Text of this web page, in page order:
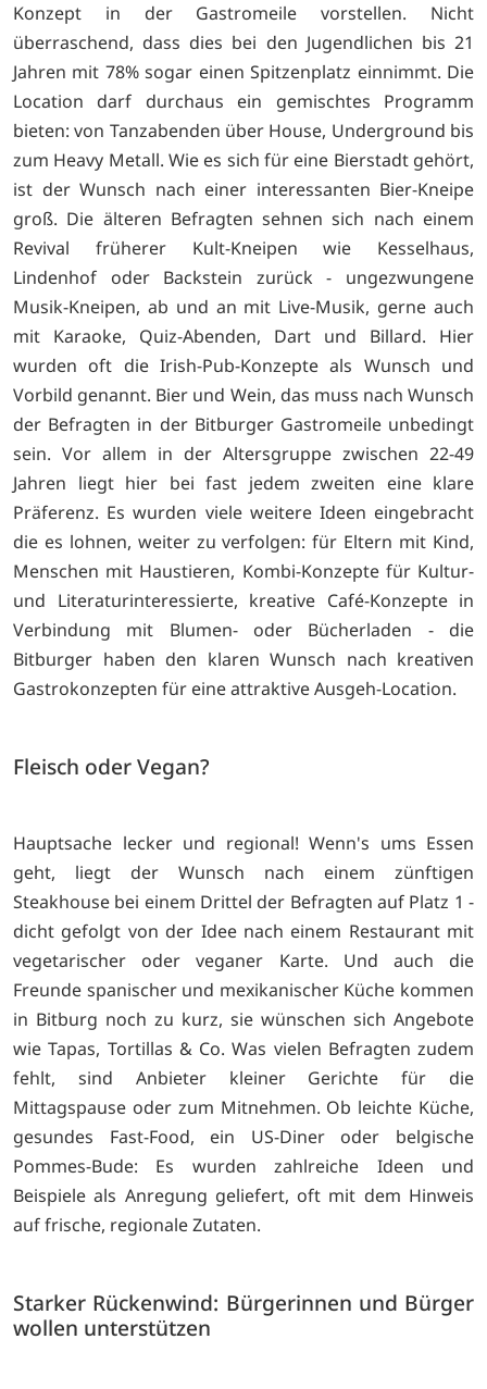
Konzept in der Gastromeile vorstellen. Nicht
überraschend, dass dies bei den Jugendlichen bis 21
Jahren mit 78% sogar einen Spitzenplatz einnimmt. Die
Location darf durchaus ein gemischtes Programm
bieten: von Tanzabenden über House, Underground bis
zum Heavy Metall. Wie es sich für eine Bierstadt gehört,
ist der Wunsch nach einer interessanten Bier-Kneipe
groß. Die älteren Befragten sehnen sich nach einem
Revival früherer Kult-Kneipen wie Kesselhaus,
Lindenhof oder Backstein zurück - ungezwungene
Musik-Kneipen, ab und an mit Live-Musik, gerne auch
mit Karaoke, Quiz-Abenden, Dart und Billard. Hier
wurden oft die Irish-Pub-Konzepte als Wunsch und
Vorbild genannt. Bier und Wein, das muss nach Wunsch
der Befragten in der Bitburger Gastromeile unbedingt
sein. Vor allem in der Altersgruppe zwischen 22-49
Jahren liegt hier bei fast jedem zweiten eine klare
Präferenz. Es wurden viele weitere Ideen eingebracht
die es lohnen, weiter zu verfolgen: für Eltern mit Kind,
Menschen mit Haustieren, Kombi-Konzepte für Kultur-
und Literaturinteressierte, kreative Café-Konzepte in
Verbindung mit Blumen- oder Bücherladen - die
Bitburger haben den klaren Wunsch nach kreativen
Gastrokonzepten für eine attraktive Ausgeh-Location.
Fleisch oder Vegan?
Hauptsache lecker und regional! Wenn's ums Essen
geht, liegt der Wunsch nach einem zünftigen
Steakhouse bei einem Drittel der Befragten auf Platz 1 -
dicht gefolgt von der Idee nach einem Restaurant mit
vegetarischer oder veganer Karte. Und auch die
Freunde spanischer und mexikanischer Küche kommen
in Bitburg noch zu kurz, sie wünschen sich Angebote
wie Tapas, Tortillas & Co. Was vielen Befragten zudem
fehlt, sind Anbieter kleiner Gerichte für die
Mittagspause oder zum Mitnehmen. Ob leichte Küche,
gesundes Fast-Food, ein US-Diner oder belgische
Pommes-Bude: Es wurden zahlreiche Ideen und
Beispiele als Anregung geliefert, oft mit dem Hinweis
auf frische, regionale Zutaten.
Starker Rückenwind: Bürgerinnen und Bürger
wollen unterstützen